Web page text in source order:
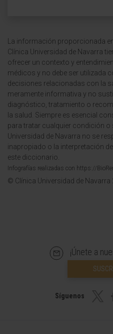
La información proporcionada
Clínica Universidad de Navarra
ofrecer un contexto y
médicos y no debe ser utilizada
decisiones relacionadas con la
meramente informativa y no
diagnóstico, tratamiento o
la salud. Siempre es esencial
para tratar cualquier condición o
Universidad de Navarra no se
inapropiado o la interpretación
este diccionario.
Infografías realizadas con https://
© Clínica Universidad de Navarra
¡Únete a
Síguenos